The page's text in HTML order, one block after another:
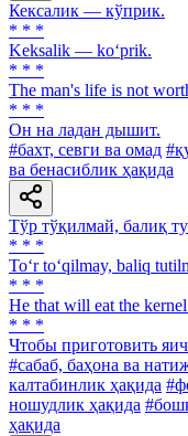
Кексалик — кўприк.
* * *
Keksalik — ko‘prik.
* * *
The man's life is not
* * *
Он на ладан дышит.
#бахт, севги ва омад
ва бенасиблик ҳақида
Тўр тўқилмай, балиқ
* * *
To‘r to‘qilmay, baliq
* * *
He that will eat the
* * *
Чтобы приготовить
#сабаб, баҳона ва
калтабинлик ҳақида
ношудлик ҳақида
ҳақида